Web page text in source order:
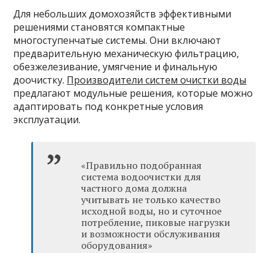
Для небольших домохозяйств эффективными
решениями становятся компактные
многоступенчатые системы. Они включают
предварительную механическую фильтрацию,
обезжелезивание, умягчение и финальную
доочистку. Производители систем очистки воды
предлагают модульные решения, которые можно
адаптировать под конкретные условия
эксплуатации.
«Правильно подобранная
система водоочистки для
частного дома должна
учитывать не только качество
исходной воды, но и суточное
потребление, пиковые нагрузки
и возможности обслуживания
оборудования»